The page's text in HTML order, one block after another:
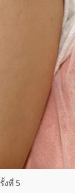
งที่ 5